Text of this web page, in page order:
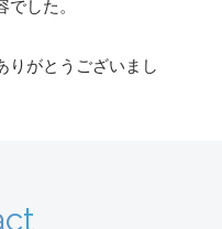
した。
りがとうございまし